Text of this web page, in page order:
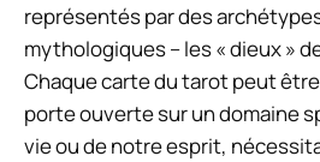
représentés par des
mythologiques – les « dieux »
Chaque carte du tarot peut
porte ouverte sur un domaine
vie ou de notre esprit,